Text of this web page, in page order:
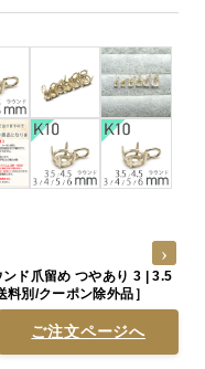
ド爪留め つやあり 3 | 3.5
別/クーポン除外品］
ご注文ページへ